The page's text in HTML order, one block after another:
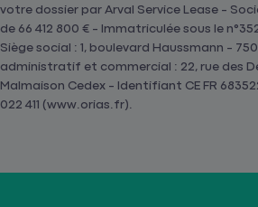
votre dossier par Arval Service Lease -
de 66 412 800 € - Immatriculée sous le
Siège social : 1, boulevard Haussmann -
administratif et commercial : 22, rue des
Malmaison Cedex - Identifiant CE FR
022 411 (www.orias.fr).